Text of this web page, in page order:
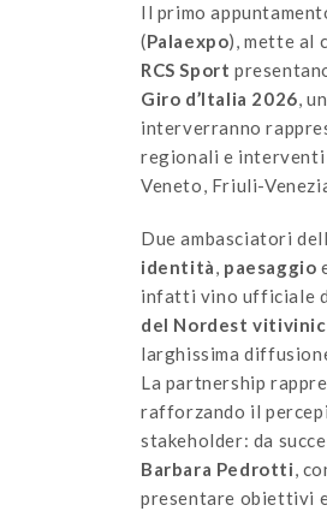
Il primo
(Palaexpo), mette al
RCS Sport
Giro d’Italia 2026,
interverranno
regionali e
Veneto, Friuli-
Due ambasciatori
identità, paesaggio
infatti vino ufficiale
del Nordest
larghissima
La partnership
rafforzando il
stakeholder: da
Barbara Pedrotti,
presentare obiettivi